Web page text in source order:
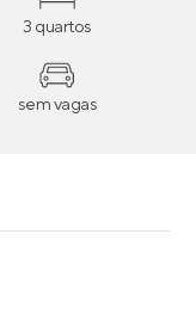
3 quartos
sem vagas